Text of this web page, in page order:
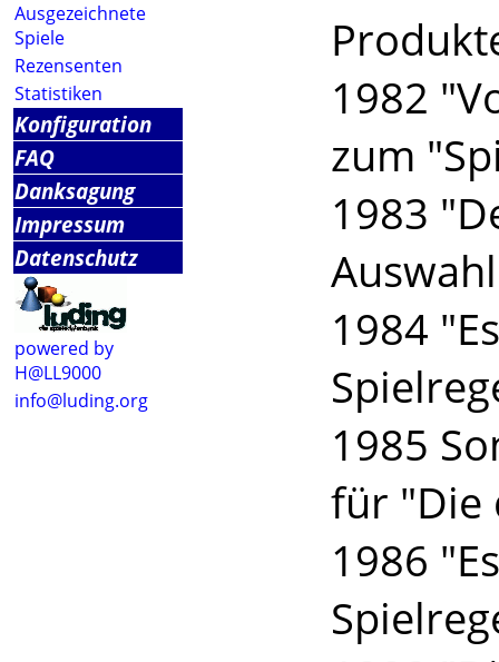
Ausgezeichnete
Spiele
Rezensenten
Statistiken
Konfiguration
FAQ
Danksagung
Impressum
Datenschutz
powered by
H@LL9000
info@luding.org
1982
zum
1983
1984
1985
für "Die
1986